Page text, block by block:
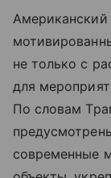
Американский
не только с
для
По словам
современные